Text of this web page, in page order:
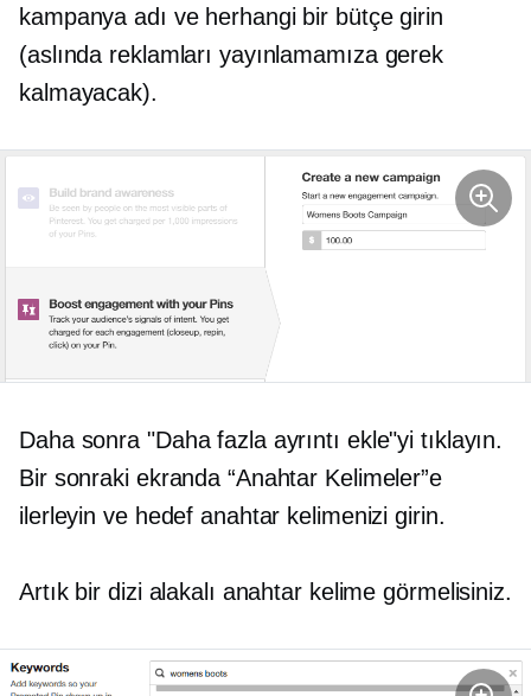
kampanya adı ve herhangi bir bütçe girin
(aslında reklamları yayınlamamıza gerek
kalmayacak).
Daha sonra "Daha fazla ayrıntı ekle"yi tıklayın.
Bir sonraki ekranda “Anahtar Kelimeler”e
ilerleyin ve hedef anahtar kelimenizi girin.
Artık bir dizi alakalı anahtar kelime görmelisiniz.